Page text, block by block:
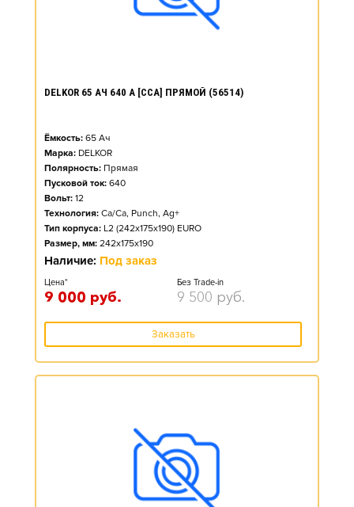
DELKOR 65 АЧ 640 А [CCA] ПРЯМОЙ (56514)
Ёмкость: 65 Ач
Марка: DELKOR
Полярность: Прямая
Пусковой ток: 640
Вольт: 12
Технология: Ca/Ca, Punch, Ag+
Тип корпуса: L2 (242x175x190) EURO
Размер, мм: 242x175x190
Наличие: Под заказ
Цена*
9 000 руб.
Без Trade-in
9 500 руб.
Заказать